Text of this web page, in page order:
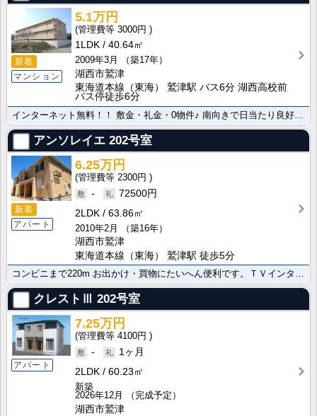
新着
マンション
5.1万円
3000円
1LDK
40.64㎡
2009年3月
（築17年）
湖西市鷲津
東海道本線（東海） 鷲津駅 バス6分 湖西高校前
バス停徒歩6分
インターネット無料！！ 敷金・礼金・0物件♪ 南向きで日当たり良好！レイクサイドで眺望良好★浴室乾燥･･･
アンソレイエ 202号室
新着
アパート
6.25万円
2300円
-
72500円
2LDK
63.86㎡
2010年2月
（築16年）
湖西市鷲津
東海道本線（東海） 鷲津駅 徒歩5分
コンビニまで220m お出かけ・買物にたいへん便利です。ＴＶインターホン/洗面所独立/浴室乾燥で快適･･･
クレストⅢ 202号室
アパート
7.25万円
4100円
-
1ヶ月
2LDK
60.23㎡
新築
2026年12月
（完成予定）
湖西市鷲津